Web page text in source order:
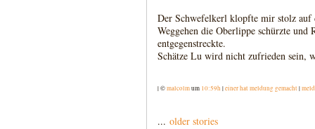
Der Schwefelkerl klopfte mir stolz auf
Weggehen die Oberlippe schürzte
entgegenstreckte.
Schätze Lu wird nicht zufrieden sein,
| ©malcolmum 10:59h |einer hat meldung gemacht|
... older stories